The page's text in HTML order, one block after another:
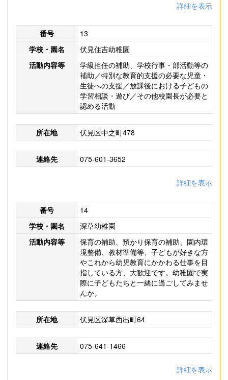
詳細を表示
番号
13
学校・園名
伏見住吉幼稚園
活動内容等
学級担任の補助、学校行事・部活動等の
補助／特別な教育的支援の必要な児童・
生徒への支援／放課後における子どもの
学習相談・遊び／その他校園長が必要と
認める活動
所在地 伏見区中之町478
連絡先 075-601-3652
詳細を表示
番号
14
学校・園名
深草幼稚園
活動内容等
保育の補助、預かり保育の補助、園内環
境整備、教材準備等、子どもが好きな方
やこれから幼児教育にかかわる仕事を目
指している方、大歓迎です。幼稚園で実
際に子どもたちと一緒に過ごしてみませ
んか。
所在地 伏見区深草西出町64
連絡先 075-641-1466
詳細を表示